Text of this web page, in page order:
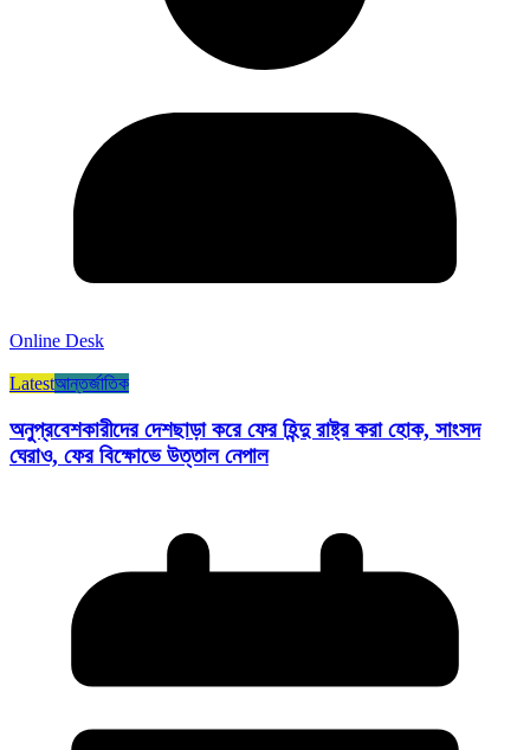
Online Desk
Latestআন্তর্জাতিক
অনুপ্রবেশকারীদের দেশছাড়া করে ফের হিন্দু রাষ্ট্র করা হোক, সাংসদ
ঘেরাও, ফের বিক্ষোভে উত্তাল নেপাল